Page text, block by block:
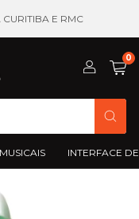
E RMC
0
INTERFACE